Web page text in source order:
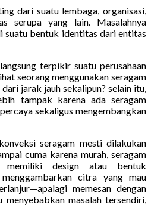
dari suatu lembaga, organisasi,
serupa yang lain. Masalahnya
suatu bentuk identitas dari entitas
terpikir suatu perusahaan
seorang menggunakan seragam
jarak jauh sekalipun? selain itu,
tampak karena ada seragam
sekaligus mengembangkan
seragam mesti dilakukan
cuma karena murah, seragam
memiliki design atau bentuk
citra yang mau
memesan dengan
masalah tersendiri,